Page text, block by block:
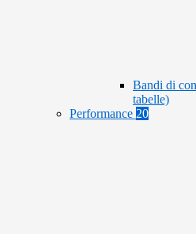
Bandi di
tabelle)
Performance 20